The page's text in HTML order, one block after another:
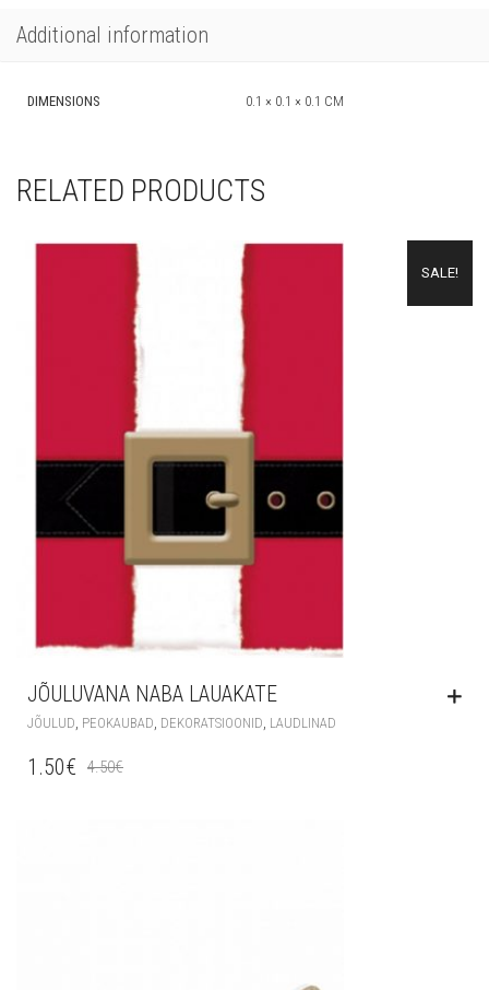
Additional information
DIMENSIONS 0.1 × 0.1 × 0.1 CM
RELATED PRODUCTS
SALE!
JÕULUVANA NABA LAUAKATE
JÕULUD, PEOKAUBAD, DEKORATSIOONID, LAUDLINAD
4.50€
1.50€